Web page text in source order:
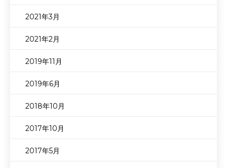
2021年3月
2021年2月
2019年11月
2019年6月
2018年10月
2017年10月
2017年5月